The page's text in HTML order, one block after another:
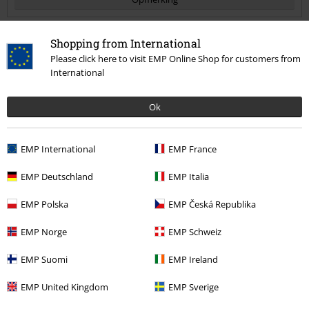
Shopping from International
Please click here to visit EMP Online Shop for customers from
International
Ok
EMP International EMP France
EMP Deutschland EMP Italia
EMP Polska EMP Česká Republika
EMP Norge EMP Schweiz
EMP Suomi EMP Ireland
EMP United Kingdom EMP Sverige
Meer categorieën. Meer opties.
Band Merch Genre
Band Merch Media
Band Merch Top Bands
E-mailnieuwsbrief
Meld je aan en ontvang een code voor 15%
korting!